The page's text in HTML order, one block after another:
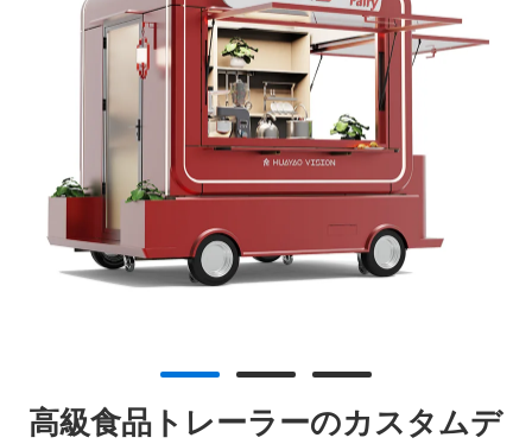
高級食品トレーラーのカスタムデ